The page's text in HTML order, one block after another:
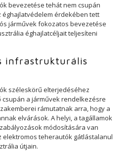
bevezetése tehát nem csupán
éghajlatvédelem érdekében tett
járművek fokozatos bevezetése
éghajlatcéljait teljesíteni
infrastrukturális
széleskörű elterjedéséhez
a járművek rendelkezésre
rámutatnak arra, hogy a
elvárások. A helyi, a tagállamok
módosítására van
elektromos teherautók gátlástalanul
útjain.